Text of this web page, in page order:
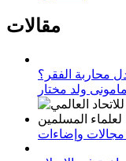
مقالات
محاربة الفقر؟
مامونى ولد مختار
مجالات وإضاءات